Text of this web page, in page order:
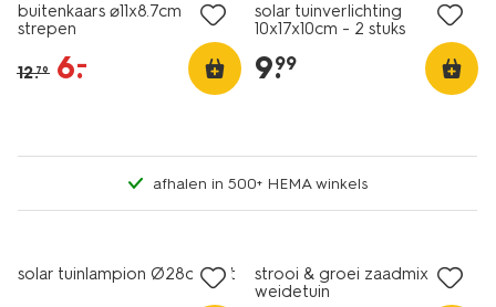
buitenkaars ⌀11x8.7cm
strepen
12.79 6.
–
solar tuinverlichting
10x17x10cm - 2 stuks
9.
99
afhalen in 500+ HEMA winkels
solar tuinlampion Ø28cm wit
strooi & groei zaadmix
weidetuin